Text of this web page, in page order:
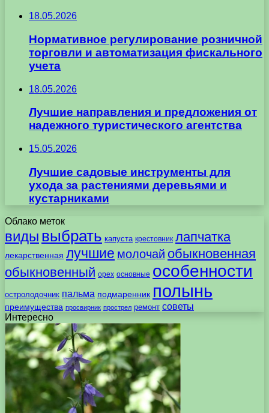
18.05.2026
Нормативное регулирование розничной
торговли и автоматизация фискального
учета
18.05.2026
Лучшие направления и предложения от
надежного туристического агентства
15.05.2026
Лучшие садовые инструменты для
ухода за растениями деревьями и
кустарниками
Облако меток
виды выбрать капуста крестовник лапчатка
лекарственная лучшие молочай обыкновенная
обыкновенный орех основные особенности
остролодочник пальма подмаренник полынь
преимущества просвирник прострел ремонт советы
Интересно